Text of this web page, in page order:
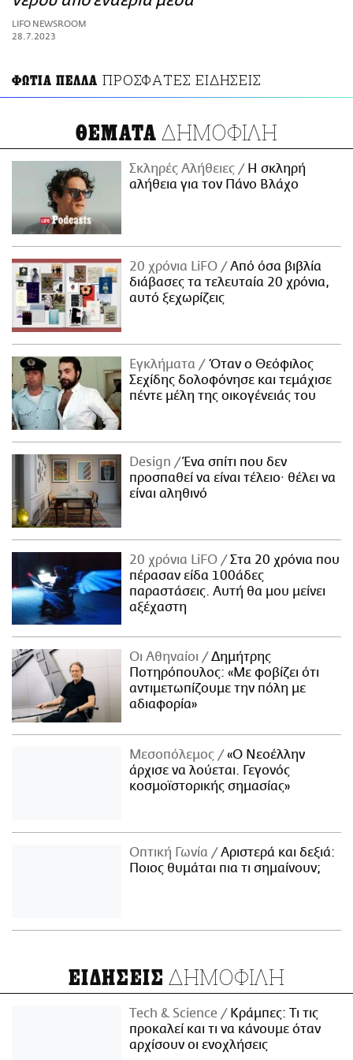
ΑΜΠΑ
PRINT
LIFO NEWSROOM
28.7.2023
ΦΩΤΙΑ ΠΕΛΛΑ ΠΡΟΣΦΑΤΕΣ ΕΙΔΗΣΕΙΣ
ΘΕΜΑΤΑ ΔΗΜΟΦΙΛΗ
Σκληρές Αλήθειες
H σκληρή
αλήθεια για τον Πάνο Βλάχο
20 χρόνια LiFO
Από όσα βιβλία
διάβασες τα τελευταία 20 χρόνια,
αυτό ξεχωρίζεις
Εγκλήματα
Όταν ο Θεόφιλος
Σεχίδης δολοφόνησε και τεμάχισε
πέντε μέλη της οικογένειάς του
Design
Ένα σπίτι που δεν
προσπαθεί να είναι τέλειο· θέλει να
είναι αληθινό
20 χρόνια LiFO
Στα 20 χρόνια που
πέρασαν είδα 100άδες
παραστάσεις. Αυτή θα μου μείνει
αξέχαστη
Οι Αθηναίοι
Δημήτρης
Ποτηρόπουλος: «Με φοβίζει ότι
αντιμετωπίζουμε την πόλη με
αδιαφορία»
Μεσοπόλεμος
«Ο Νεοέλλην
άρχισε να λούεται. Γεγονός
κοσμοϊστορικής σημασίας»
Οπτική Γωνία
Αριστερά και δεξιά:
Ποιος θυμάται πια τι σημαίνουν;
ΕΙΔΗΣΕΙΣ ΔΗΜΟΦΙΛΗ
Τech & Science
Κράμπες: Τι τις
προκαλεί και τι να κάνουμε όταν
αρχίσουν οι ενοχλήσεις